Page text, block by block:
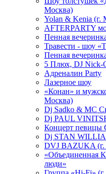
Москва)
Yolan & Kenia (г.
AFTERPARTY
Пенная
Травести - шоу
Пенная
5 Плюх, DJ Nick-
Адреналин Party
Лазерное шоу
«Конан» и
Москва)
Dj Sadko & МС
Dj PAUL
Концерт певицы
Dj STAN
DVJ BAZUKA
«Объединенная
люди»